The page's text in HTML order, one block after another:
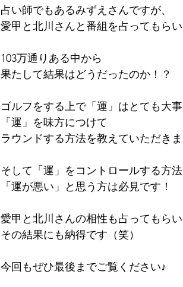
占い師でもあるみずえさんですが、
愛甲と北川さんと番組を占ってもらい
103万通りある中から
果たして結果はどうだったのか！？
ゴルフをする上で「運」はとても大事
「運」を味方につけて
ラウンドする方法を教えていただき
そして「運」をコントロールする方
「運が悪い」と思う方は必見です！
愛甲と北川さんの相性も占ってもらい
その結果にも納得です（笑）
今回もぜひ最後までご覧ください♪